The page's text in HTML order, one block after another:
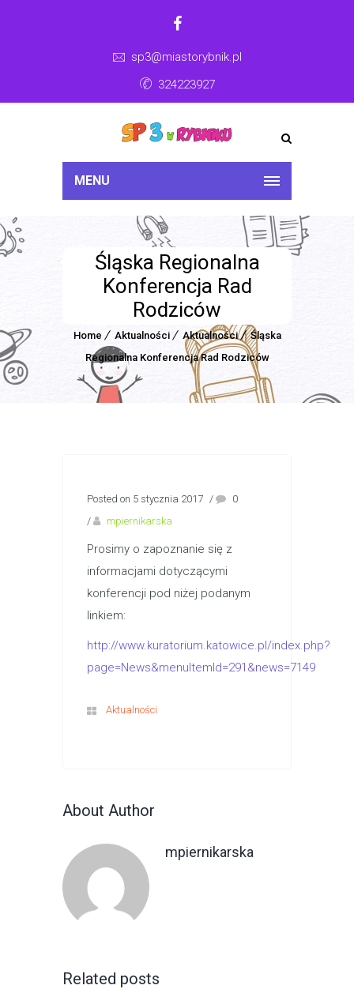
sp3@miastorybnik.pl
324223927
MENU
Śląska Regionalna
Konferencja Rad
Rodziców
Home Aktualności Aktualności
Śląska
Regionalna Konferencja Rad Rodziców
Posted on 5 stycznia 2017 /
0
/
mpiernikarska
Prosimy o zapoznanie się z
informacjami dotyczącymi
konferencji pod niżej podanym
linkiem:
http://www.kuratorium.katowice.pl/index.php?
page=News&menuItemId=291&news=7149
Aktualności
About Author
mpiernikarska
Related posts